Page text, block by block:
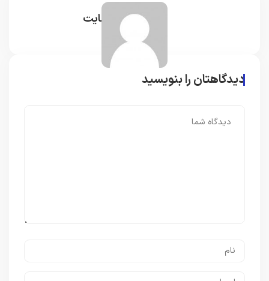
مدیر سایت
دیدگاهتان را بنویسید